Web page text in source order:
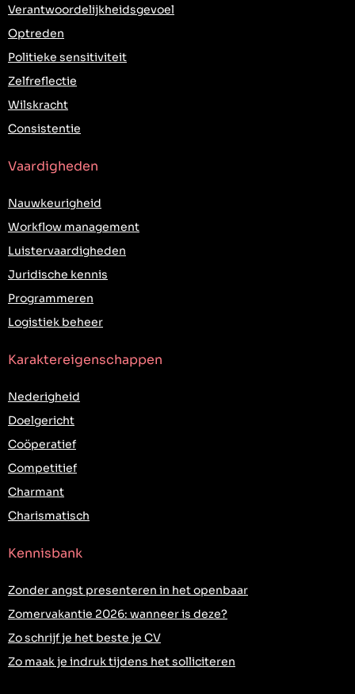
Verantwoordelijkheidsgevoel
Optreden
Politieke sensitiviteit
Zelfreflectie
Wilskracht
Consistentie
Vaardigheden
Nauwkeurigheid
Workflow management
Luistervaardigheden
Juridische kennis
Programmeren
Logistiek beheer
Karaktereigenschappen
Nederigheid
Doelgericht
Coöperatief
Competitief
Charmant
Charismatisch
Kennisbank
Zonder angst presenteren in het openbaar
Zomervakantie 2026: wanneer is deze?
Zo schrijf je het beste je CV
Zo maak je indruk tijdens het solliciteren